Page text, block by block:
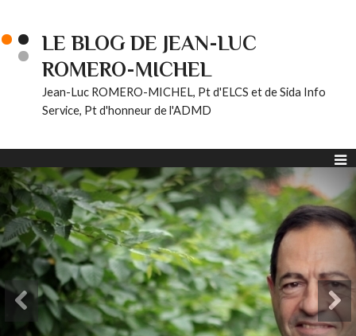
LE BLOG DE JEAN-LUC
ROMERO-MICHEL
Jean-Luc ROMERO-MICHEL, Pt d'ELCS et de Sida Info
Service, Pt d'honneur de l'ADMD